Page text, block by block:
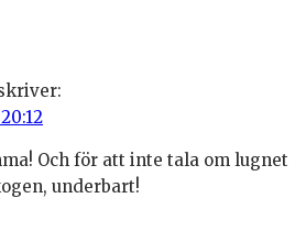
Och för att inte tala om lugnet
underbart!